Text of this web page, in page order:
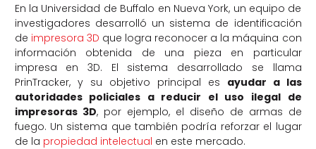
En la Universidad de Buffalo en Nueva York, un equipo de
investigadores desarrolló un sistema de identificación
de impresora 3D que logra reconocer a la máquina con
información obtenida de una pieza en particular
impresa en 3D. El sistema desarrollado se llama
PrinTracker, y su objetivo principal es ayudar a las
autoridades policiales a reducir el uso ilegal de
impresoras 3D, por ejemplo, el diseño de armas de
fuego. Un sistema que también podría reforzar el lugar
de la propiedad intelectual en este mercado.